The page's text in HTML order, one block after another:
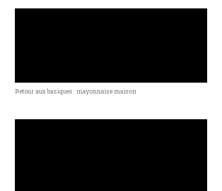
Retour aux basiques : mayonnaise maison